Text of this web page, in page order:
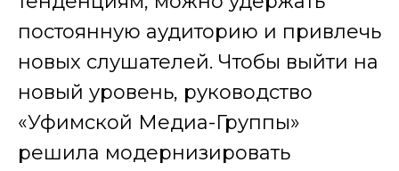
постоянную аудиторию и привлечь
новых слушателей. Чтобы выйти на
новый уровень, руководство
«Уфимской Медиа-Группы»
решила модернизировать